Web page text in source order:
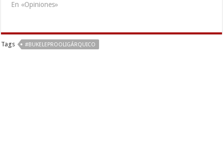
Bukele pudo ganar de
candidato presidencial en
2019 y pensó que el FMLN
En «Opiniones»
Tags #BUKELEPROOLIGÁRQUICO